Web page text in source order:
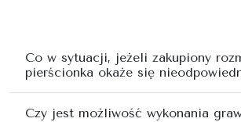
Co w sytuacji, jeżeli zakupiony
pierścionka okaże się
Czy jest możliwość wykonania